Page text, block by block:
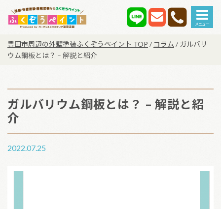
Main Navigation
豊田市周辺の外壁塗装ふくぞうペイント TOP / コラム / ガルバリ
ウム鋼板とは？ – 解説と紹介
ガルバリウム鋼板とは？ – 解説と紹
介
2022.07.25